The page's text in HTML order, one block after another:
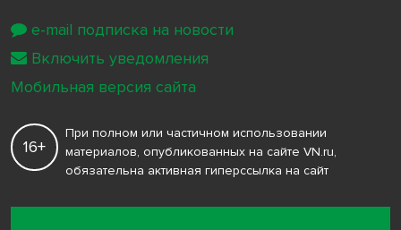
16+
При полном или частичном использовании
материалов, опубликованных на сайте VN.ru,
обязательна активная гиперссылка на сайт
e-mail подписка на новости
Включить уведомления
Мобильная версия сайта